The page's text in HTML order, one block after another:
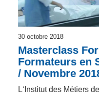
30 octobre 2018
Masterclass
Formateurs en
/ Novembre
L‘Institut des Métiers